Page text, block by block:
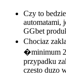
Czy to
automatami,
GGbet
Chociaz
�minimum
przypadku
czesto duzo